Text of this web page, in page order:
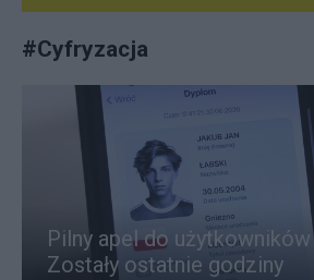
#Cyfryzacja
Pilny apel do
Zostały ostatnie godziny